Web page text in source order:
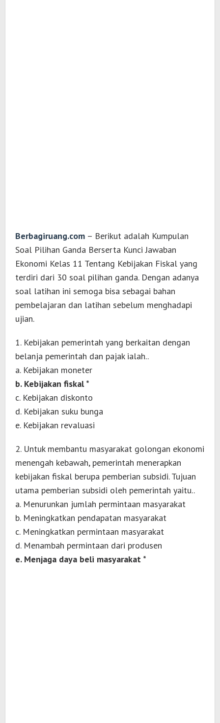
Berbagiruang.com – Berikut adalah Kumpulan
Soal Pilihan Ganda Berserta Kunci Jawaban
Ekonomi Kelas 11 Tentang Kebijakan Fiskal yang
terdiri dari 30 soal pilihan ganda. Dengan adanya
soal latihan ini semoga bisa sebagai bahan
pembelajaran dan latihan sebelum menghadapi
ujian.
1. Kebijakan pemerintah yang berkaitan dengan
belanja pemerintah dan pajak ialah..
a. Kebijakan moneter
b. Kebijakan fiskal *
c. Kebijakan diskonto
d. Kebijakan suku bunga
e. Kebijakan revaluasi
2. Untuk membantu masyarakat golongan ekonomi
menengah kebawah, pemerintah menerapkan
kebijakan fiskal berupa pemberian subsidi. Tujuan
utama pemberian subsidi oleh pemerintah yaitu..
a. Menurunkan jumlah permintaan masyarakat
b. Meningkatkan pendapatan masyarakat
c. Meningkatkan permintaan masyarakat
d. Menambah permintaan dari produsen
e. Menjaga daya beli masyarakat *